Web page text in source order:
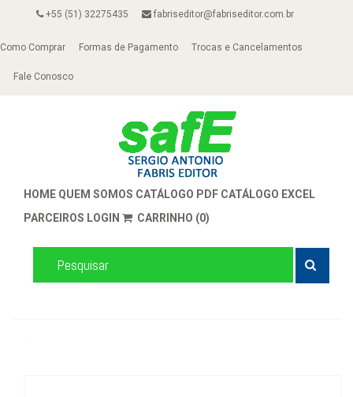
+55 (51) 32275435 fabriseditor@fabriseditor.com.br
Como Comprar Formas de Pagamento Trocas e Cancelamentos
Fale Conosco
HOME QUEM SOMOS CATÁLOGO PDF CATÁLOGO EXCEL
PARCEIROS LOGIN CARRINHO (0)